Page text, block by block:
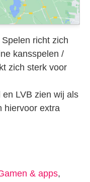
richt zich
kansspelen /
zich sterk voor
LVB zien wij als
hiervoor extra
& apps,